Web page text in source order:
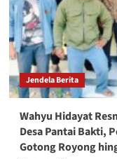
Jendela Berita
Wahyu Hidayat
Desa Pantai Bakti,
Gotong Royong